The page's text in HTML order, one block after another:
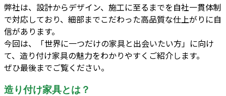
弊社は、設計からデザイン、施工に至るまでを自社一貫体制
で対応しており、細部までこだわった高品質な仕上がりに自
信があります。
今回は、「世界に一つだけの家具と出会いたい方」に向け
て、造り付け家具の魅力をわかりやすくご紹介します。
ぜひ最後までご覧ください。
造り付け家具とは？